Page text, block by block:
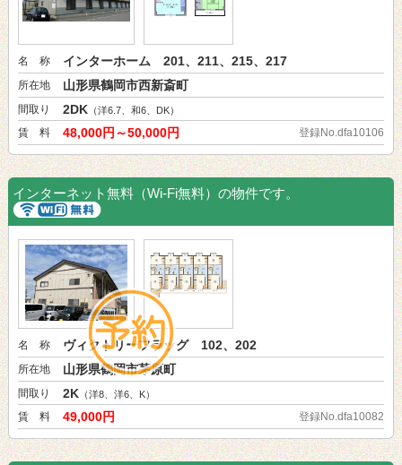
名 称 インターホーム 201、211、215、217
所在地 山形県鶴岡市西新斎町
間取り 2DK（洋6.7、和6、DK）
賃 料 48,000円～50,000円 登録No.dfa10106
インターネット無料（Wi-Fi無料）の物件です。
名 称 ヴィクトリーフラッグ 102、202
所在地 山形県鶴岡市茅原町
間取り 2K（洋8、洋6、K）
賃 料 49,000円 登録No.dfa10082